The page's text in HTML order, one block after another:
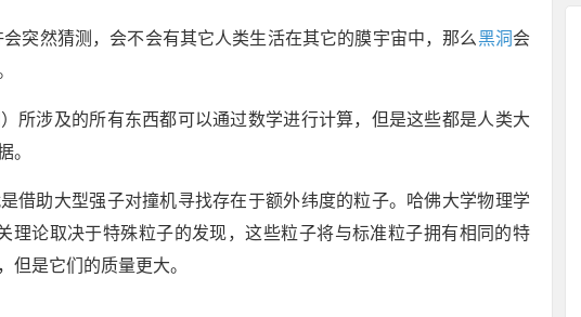
突然猜测，会不会有其它人类生活在其它的膜宇宙中，那么黑洞 会
所涉及的所有东西都可以通过数学进行计算，但是这些都是人类大
。
借助大型强子对撞机寻找存在于额外纬度的粒子。哈佛大学物理学
理论取决于特殊粒子的发现，这些粒子将与标准粒子拥有相同的特
但是它们的质量更大。